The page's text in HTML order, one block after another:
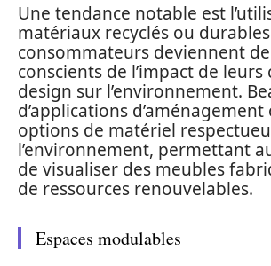
Une tendance notable est
matériaux recyclés ou
consommateurs deviennent
conscients de l’impact de leurs
design sur l’environnement.
d’applications
options de matériel
l’environnement, permettant
de visualiser des meubles
de ressources renouvelables.
Espaces modulables